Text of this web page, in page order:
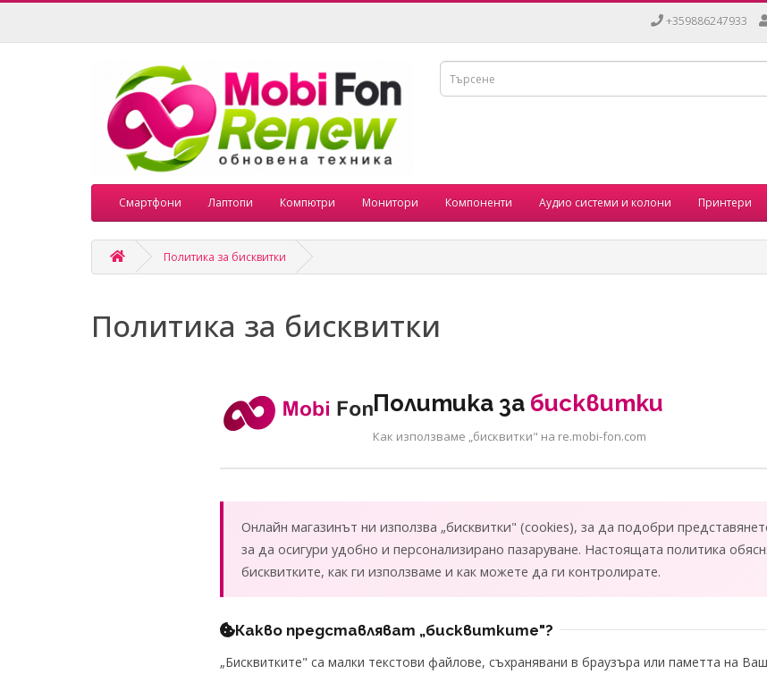
+359886247933
Смартфони Лаптопи Компютри Монитори Компоненти Аудио системи и колони Принтери
Политика за бисквитки
Политика за бисквитки
Политика за бисквитки
Как използваме „бисквитки" на re.mobi-fon.com
Онлайн магазинът ни използва „бисквитки" (cookies), за да подобри
за да осигури удобно и персонализирано пазаруване. Настоящата политика
бисквитките, как ги използваме и как можете да ги контролирате.
Какво представляват „бисквитките"?
„Бисквитките" са малки текстови файлове, съхранявани в браузъра или паметта на